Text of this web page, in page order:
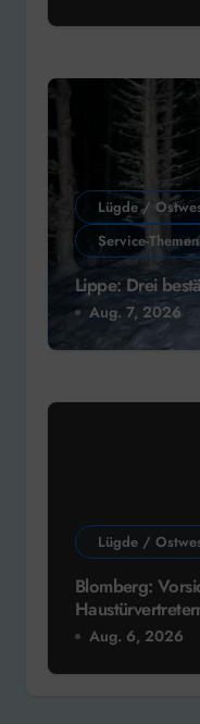
Lügde /
Service-Themen
Lippe: Drei
Aug. 7, 2026
Lügde /
Blomberg:
Aug. 6, 2026